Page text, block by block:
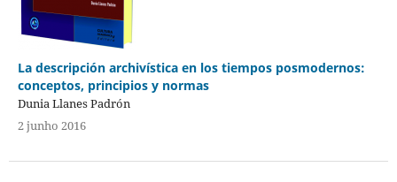
La descripción archivística en los tiempos posmodernos:
conceptos, principios y normas
Dunia Llanes Padrón
2 junho 2016